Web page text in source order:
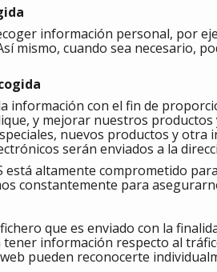
información personal, por
mismo, cuando sea necesario,
información con el fin de
y mejorar nuestros
nuevos productos y
serán enviados a la
está altamente comprometido
constantemente para
que es enviado con la
información respecto al
pueden reconocerte